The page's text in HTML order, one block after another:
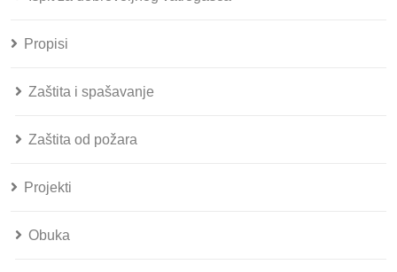
Propisi
Zaštita i spašavanje
Zaštita od požara
Projekti
Obuka